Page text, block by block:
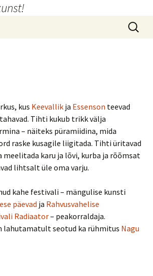
Otsi:
kus Keevallik ja Essenson teevad
Tihti kukub trikk välja
– näiteks püramiidina, mida
raske kusagile liigitada. Tihti üritavad
meelitada karu ja lõvi, kurba ja rõõmsat
lihtsalt üle oma varju.
kahe festivali – mängulise kunsti
päevad ja Rahvusvahelise
Radiaator– peakorraldaja.
lahutamatult seotud ka rühmitus Nagu